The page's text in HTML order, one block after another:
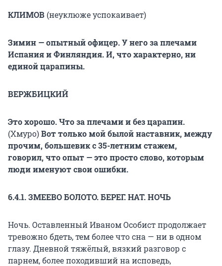
КЛИМОВ (неуклюже успокаивает)
Зимин — опытный офицер. У него за плечами
Испания и Финляндия. И, что характерно, ни
единой царапины.
ВЕРЖБИЦКИЙ
Это хорошо. Что за плечами и без царапин.
(Хмуро)Вот только мой былой наставник, между
прочим, большевик с 35-летним стажем,
говорил, что опыт — это просто слово, которым
люди именуют свои ошибки.
6.4.1. ЗМЕЕВО БОЛОТО. БЕРЕГ. НАТ. НОЧЬ
Ночь. Оставленный Иваном Особист продолжает
тревожно бдеть, тем более что сна — ни в одном
глазу. Дневной тяжёлый, вязкий разговор с
парнем, более походивший на исповедь,